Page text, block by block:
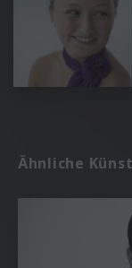
Ähnliche